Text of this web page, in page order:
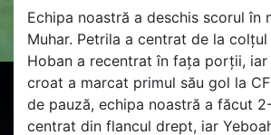
Echipa noastră a deschis scorul în
Muhar. Petrila a centrat de la colțul
Hoban a recentrat în fața porții, iar
croat a marcat primul său gol la
de pauză, echipa noastră a făcut
centrat din flancul drept, iar